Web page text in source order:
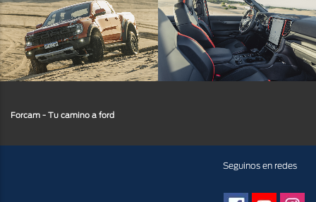
Forcam - Tu camino a ford
Seguinos en redes
Facebook
Youtube